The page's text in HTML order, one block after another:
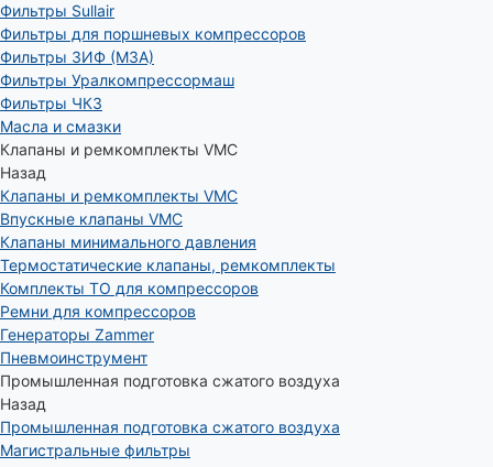
Фильтры Sullair
Фильтры для поршневых компрессоров
Фильтры ЗИФ (МЗА)
Фильтры Уралкомпрессормаш
Фильтры ЧКЗ
Масла и смазки
Клапаны и ремкомплекты VMC
Назад
Клапаны и ремкомплекты VMC
Впускные клапаны VMC
Клапаны минимального давления
Термостатические клапаны, ремкомплекты
Комплекты ТО для компрессоров
Ремни для компрессоров
Генераторы Zammer
Пневмоинструмент
Промышленная подготовка сжатого воздуха
Назад
Промышленная подготовка сжатого воздуха
Магистральные фильтры